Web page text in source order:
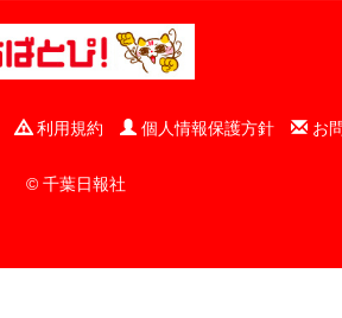
利用規約 個人情報保護方針 お
© 千葉日報社